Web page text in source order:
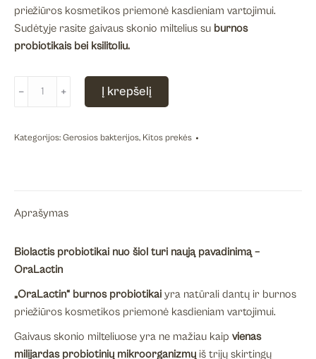
priežiūros kosmetikos priemonė kasdieniam vartojimui.
Sudėtyje rasite gaivaus skonio miltelius su burnos
probiotikais bei ksilitoliu.
burnos
﹣ ﹢ Į krepšelį
Kategorijos: Gerosios bakterijos, Kitos prekės
Aprašymas
Biolactis probiotikai nuo šiol turi naują pavadinimą –
OraLactin
„OraLactin“ burnos probiotikai yra natūrali dantų ir burnos
priežiūros kosmetikos priemonė kasdieniam vartojimui.
Gaivaus skonio milteliuose yra ne mažiau kaip vienas
milijardas probiotinių mikroorganizmų iš trijų skirtingų